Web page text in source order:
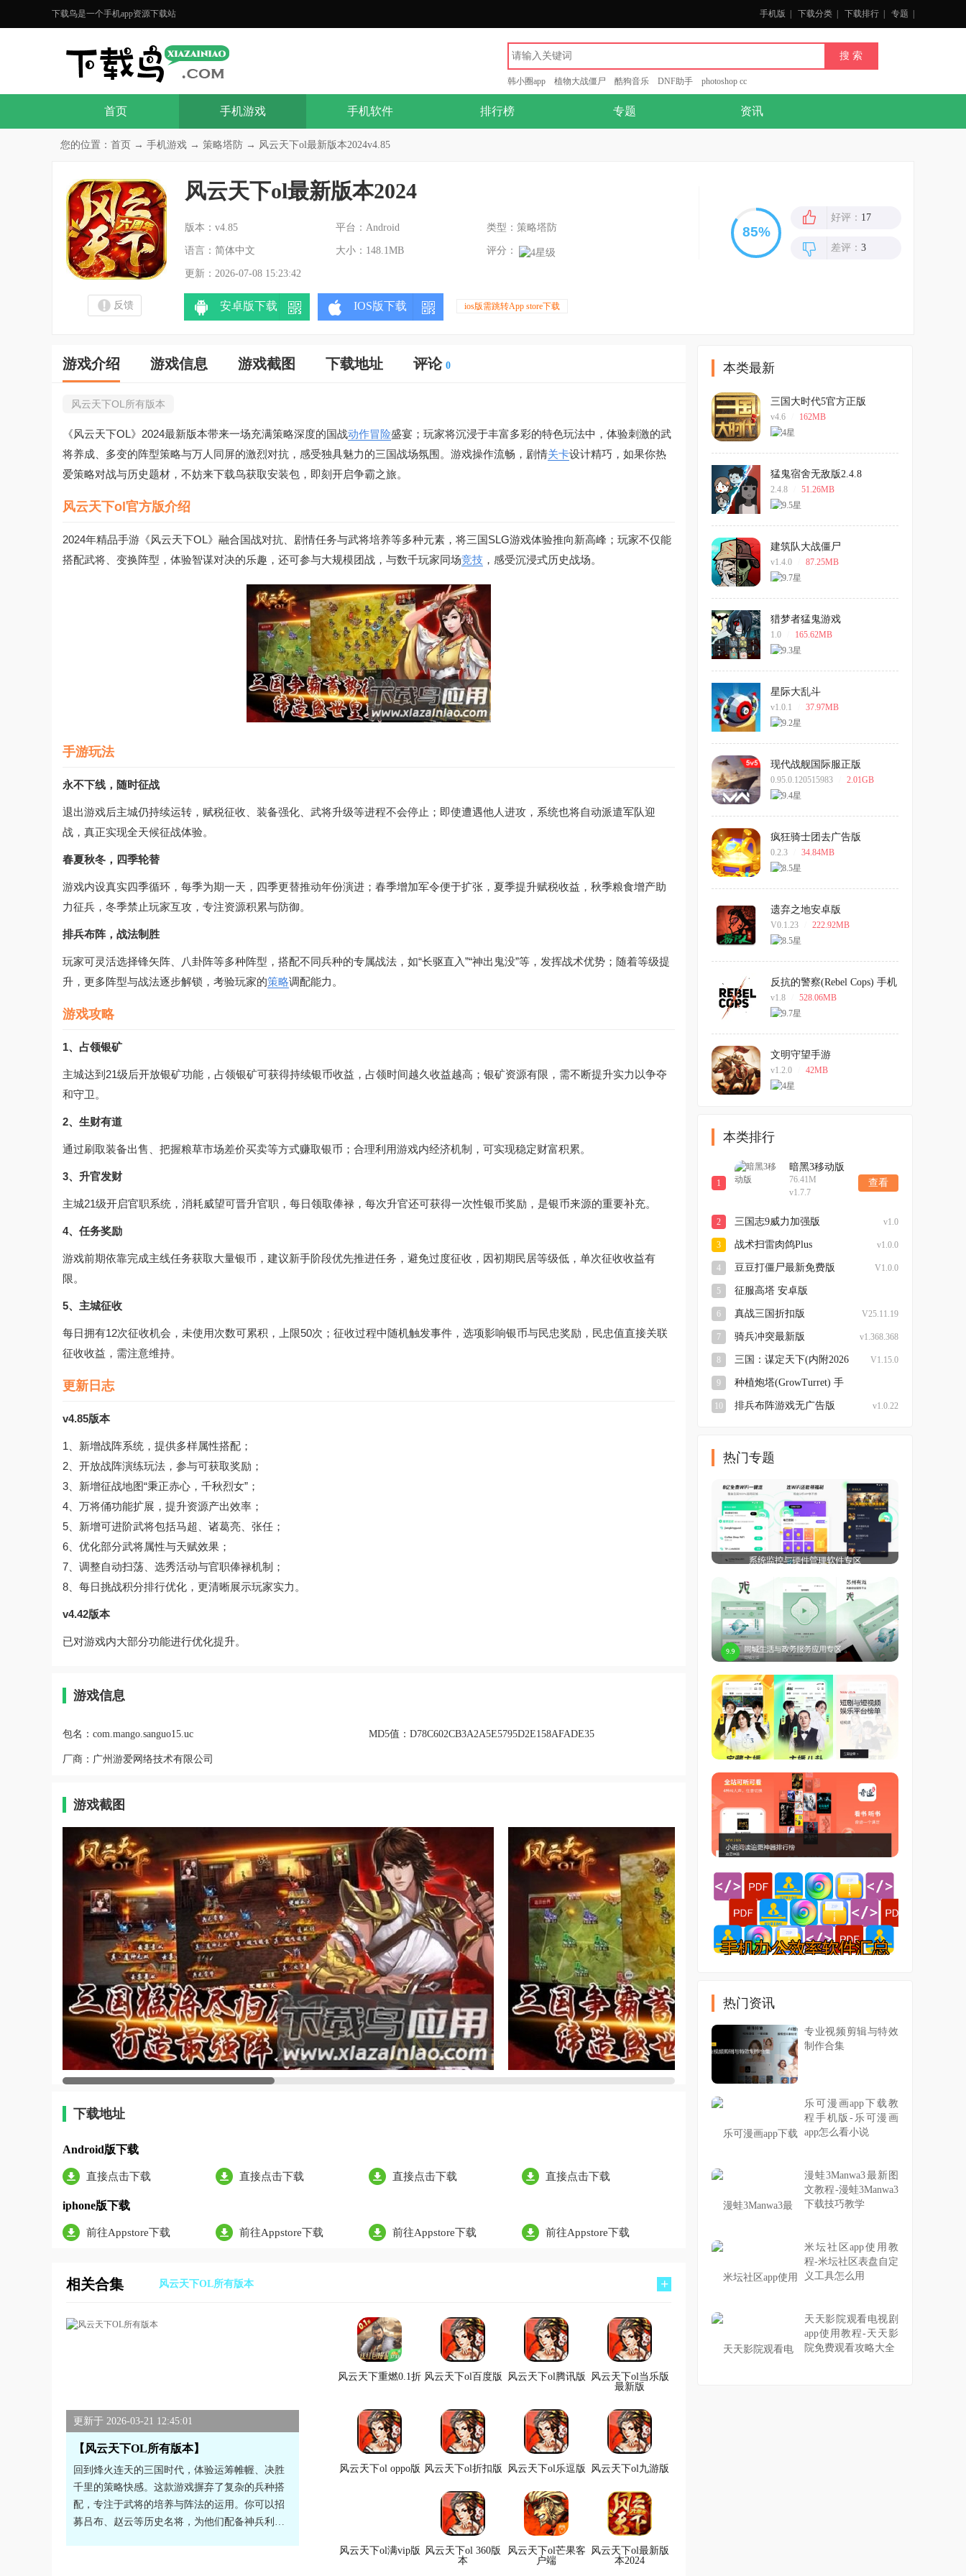
下载鸟是一个手机app资源下载站 手机版 下载分类 下载排行 专题
韩小圈app 植物大战僵尸 酷狗音乐 DNF助手 photoshop cc
首页 手机游戏 手机软件 排行榜 专题 资讯
您的位置： 首页 → 手机游戏 → 策略塔防 → 风云天下ol最新版本2024v4.85
风云天下ol最新版本2024
版本：v4.85 平台：Android 类型：策略塔防
语言：简体中文 大小：148.1MB 评分：
更新：2026-07-08 15:23:42
反馈 安卓版下载 IOS版下载 ios版需跳转App store下载
好评： 17
差评： 3
游戏介绍 游戏信息 游戏截图 下载地址 评论 0
风云天下OL所有版本
《风云天下OL》2024最新版本带来一场充满策略深度的国战动作冒险盛宴；玩家将沉浸于丰富多彩的特色玩法中，体验刺激的武
将养成、多变的阵型策略与万人同屏的激烈对抗，感受独具魅力的三国战场氛围。游戏操作流畅，剧情关卡设计精巧，如果你热
爱策略对战与历史题材，不妨来下载鸟获取安装包，即刻开启争霸之旅。
风云天下ol官方版介绍
2024年精品手游《风云天下OL》融合国战对抗、剧情任务与武将培养等多种元素，将三国SLG游戏体验推向新高峰；玩家不仅能
搭配武将、变换阵型，体验智谋对决的乐趣，还可参与大规模团战，与数千玩家同场竞技 ，感受沉浸式历史战场。
手游玩法
永不下线，随时征战
退出游戏后主城仍持续运转，赋税征收、装备强化、武将升级等进程不会停止；即使遭遇他人进攻，系统也将自动派遣军队迎
战，真正实现全天候征战体验。
春夏秋冬，四季轮替
游戏内设真实四季循环，每季为期一天，四季更替推动年份演进；春季增加军令便于扩张，夏季提升赋税收益，秋季粮食增产助
力征兵，冬季禁止玩家互攻，专注资源积累与防御。
排兵布阵，战法制胜
玩家可灵活选择锋矢阵、八卦阵等多种阵型，搭配不同兵种的专属战法，如“长驱直入”“神出鬼没”等，发挥战术优势；随着等级提
升，更多阵型与战法逐步解锁，考验玩家的策略调配能力。
游戏攻略
1、占领银矿
主城达到21级后开放银矿功能，占领银矿可获得持续银币收益，占领时间越久收益越高；银矿资源有限，需不断提升实力以争夺
和守卫。
2、生财有道
通过刷取装备出售、把握粮草市场差价买卖等方式赚取银币；合理利用游戏内经济机制，可实现稳定财富积累。
3、升官发财
主城21级开启官职系统，消耗威望可晋升官职，每日领取俸禄，每次升官还可获得一次性银币奖励，是银币来源的重要补充。
4、任务奖励
游戏前期依靠完成主线任务获取大量银币，建议新手阶段优先推进任务，避免过度征收，因初期民居等级低，单次征收收益有
限。
5、主城征收
每日拥有12次征收机会，未使用次数可累积，上限50次；征收过程中随机触发事件，选项影响银币与民忠奖励，民忠值直接关联
征收收益，需注意维持。
更新日志
v4.85版本
1、新增战阵系统，提供多样属性搭配；
2、开放战阵演练玩法，参与可获取奖励；
3、新增征战地图“秉正赤心，千秋烈女”；
4、万将俑功能扩展，提升资源产出效率；
5、新增可进阶武将包括马超、诸葛亮、张任；
6、优化部分武将属性与天赋效果；
7、调整自动扫荡、选秀活动与官职俸禄机制；
8、每日挑战积分排行优化，更清晰展示玩家实力。
v4.42版本
已对游戏内大部分功能进行优化提升。
游戏信息
包名： com.mango.sanguo15.uc MD5值： D78C602CB3A2A5E5795D2E158AFADE35
厂商： 广州游爱网络技术有限公司
游戏截图
下载地址
Android版下载
直接点击下载 直接点击下载 直接点击下载 直接点击下载
iphone版下载
前往Appstore下载 前往Appstore下载 前往Appstore下载 前往Appstore下载
相关合集 风云天下OL所有版本 +
更新于 2026-03-21 12:45:01
【风云天下OL所有版本】
回到烽火连天的三国时代，体验运筹帷幄、决胜
千里的策略快感。这款游戏摒弃了复杂的兵种搭
配，专注于武将的培养与阵法的运用。你可以招
募吕布、赵云等历史名将，为他们配备神兵利
风云天下重燃0.1折 风云天下ol百度版 风云天下ol腾讯版
风云天下ol当乐版
最新版
风云天下ol oppo版 风云天下ol折扣版 风云天下ol乐逗版 风云天下ol九游版
风云天下ol满vip版
风云天下ol 360版
本
风云天下ol芒果客
户端
风云天下ol最新版
本2024
本类最新
三国大时代5官方正版
v4.6 162MB
猛鬼宿舍无敌版2.4.8
2.4.8 51.26MB
建筑队大战僵尸
v1.4.0 87.25MB
猎梦者猛鬼游戏
1.0 165.62MB
星际大乱斗
v1.0.1 37.97MB
现代战舰国际服正版
0.95.0.120515983 2.01GB
疯狂骑士团去广告版
0.2.3 34.84MB
遗弃之地安卓版
V0.1.23 222.92MB
反抗的警察(Rebel Cops) 手机
版
v1.8 528.06MB
文明守望手游
v1.2.0 42MB
本类排行
1
暗黑3移动版
76.41M
v1.7.7
查看
2 三国志9威力加强版 v1.0
3 战术扫雷肉鸽Plus v1.0.0
4 豆豆打僵尸最新免费版 V1.0.0
5 征服高塔 安卓版
6
真战三国折扣版 V25.11.19
7 骑兵冲突最新版 v1.368.368
8
三国：谋定天下(内附2026
V1.15.0
9
种植炮塔(GrowTurret) 手
10
排兵布阵游戏无广告版 v1.0.22
热门专题
热门资讯
专业视频剪辑与特效
制作合集
乐可漫画app下载教
程手机版-乐可漫画
app怎么看小说
漫蛙3Manwa3最新图
文教程-漫蛙3Manwa3
下载技巧教学
米坛社区app使用教
程-米坛社区表盘自定
义工具怎么用
天天影院观看电视剧
app使用教程-天天影
院免费观看攻略大全